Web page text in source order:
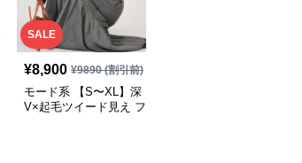
SALE
¥8,900 ¥9890(割引前)
モード系 【S〜XL】深
V×起毛ツイード見え フ